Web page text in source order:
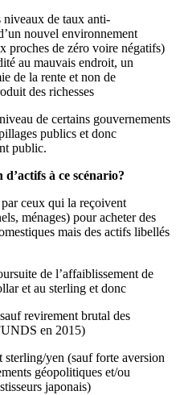
niveaux de taux anti-
nouvel environnement
proches de zéro voire négatifs)
au mauvais endroit, un
de la rente et non de
des richesses
de certains gouvernements
publics et donc
public.
à ce scénario?
ceux qui la reçoivent
ménages) pour acheter des
mais des actifs libellés
de l’affaiblissement de
et au sterling et donc
revirement brutal des
en 2015)
sterling/yen (sauf forte aversion
géopolitiques et/ou
japonais)